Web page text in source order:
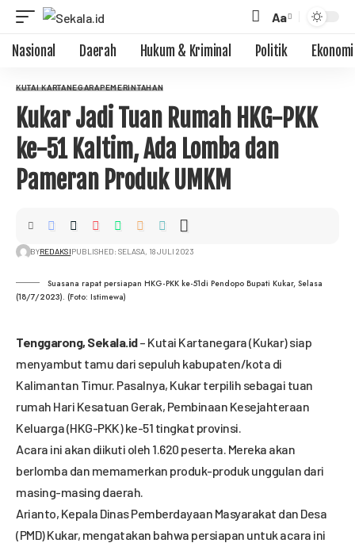
Aa
Nasional Daerah Hukum & Kriminal Politik Ekonomi
KUTAI KARTANEGARAPEMERINTAHAN
Kukar Jadi Tuan Rumah HKG-PKK
ke-51 Kaltim, Ada Lomba dan
Pameran Produk UMKM
BYREDAKSIPUBLISHED: SELASA, 18 JULI 2023
Suasana rapat persiapan HKG-PKK ke-51di Pendopo Bupati Kukar, Selasa
(18/7/2023). (Foto: Istimewa)
Tenggarong, Sekala.id– Kutai Kartanegara (Kukar) siap
menyambut tamu dari sepuluh kabupaten/kota di
Kalimantan Timur. Pasalnya, Kukar terpilih sebagai tuan
rumah Hari Kesatuan Gerak, Pembinaan Kesejahteraan
Keluarga (HKG-PKK) ke-51 tingkat provinsi.
Acara ini akan diikuti oleh 1.620 peserta. Mereka akan
berlomba dan memamerkan produk-produk unggulan dari
masing-masing daerah.
Arianto, Kepala Dinas Pemberdayaan Masyarakat dan Desa
(PMD) Kukar, mengatakan bahwa persiapan untuk acara ini